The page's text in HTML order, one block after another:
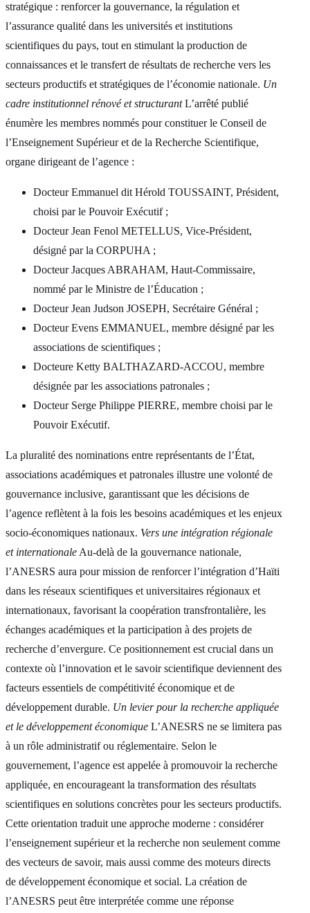
stratégique : renforcer la gouvernance, la régulation et
l’assurance qualité dans les universités et institutions
scientifiques du pays, tout en stimulant la production de
connaissances et le transfert de résultats de recherche vers les
secteurs productifs et stratégiques de l’économie nationale. Un
cadre institutionnel rénové et structurantL’arrêté publié
énumère les membres nommés pour constituer le Conseil de
l’Enseignement Supérieur et de la Recherche Scientifique,
organe dirigeant de l’agence :
Docteur Emmanuel dit Hérold TOUSSAINT, Président,
choisi par le Pouvoir Exécutif ;
Docteur Jean Fenol METELLUS, Vice-Président,
désigné par la CORPUHA ;
Docteur Jacques ABRAHAM, Haut-Commissaire,
nommé par le Ministre de l’Éducation ;
Docteur Jean Judson JOSEPH, Secrétaire Général ;
Docteur Evens EMMANUEL, membre désigné par les
associations de scientifiques ;
Docteure Ketty BALTHAZARD-ACCOU, membre
désignée par les associations patronales ;
Docteur Serge Philippe PIERRE, membre choisi par le
Pouvoir Exécutif.
La pluralité des nominations entre représentants de l’État,
associations académiques et patronales illustre une volonté de
gouvernance inclusive, garantissant que les décisions de
l’agence reflètent à la fois les besoins académiques et les enjeux
socio-économiques nationaux. Vers une intégration régionale
et internationale Au-delà de la gouvernance nationale,
l’ANESRS aura pour mission de renforcer l’intégration d’Haïti
dans les réseaux scientifiques et universitaires régionaux et
internationaux, favorisant la coopération transfrontalière, les
échanges académiques et la participation à des projets de
recherche d’envergure. Ce positionnement est crucial dans un
contexte où l’innovation et le savoir scientifique deviennent des
facteurs essentiels de compétitivité économique et de
développement durable. Un levier pour la recherche appliquée
et le développement économique L’ANESRS ne se limitera pas
à un rôle administratif ou réglementaire. Selon le
gouvernement, l’agence est appelée à promouvoir la recherche
appliquée, en encourageant la transformation des résultats
scientifiques en solutions concrètes pour les secteurs productifs.
Cette orientation traduit une approche moderne : considérer
l’enseignement supérieur et la recherche non seulement comme
des vecteurs de savoir, mais aussi comme des moteurs directs
de développement économique et social. La création de
l’ANESRS peut être interprétée comme une réponse